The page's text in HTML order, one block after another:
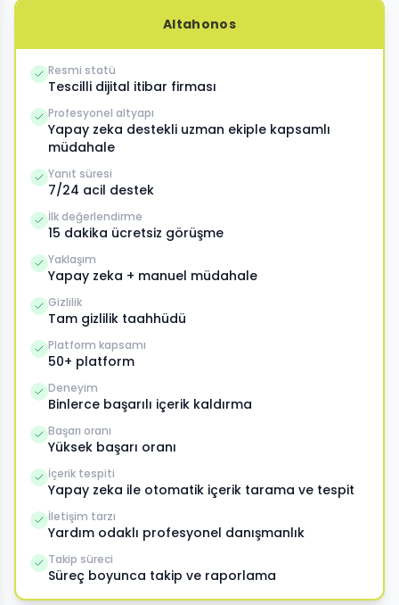
Altahonos
Resmi statü
Tescilli dijital itibar firması
Profesyonel altyapı
Yapay zeka destekli uzman ekiple kapsamlı
müdahale
Yanıt süresi
7/24 acil destek
İlk değerlendirme
15 dakika ücretsiz görüşme
Yaklaşım
Yapay zeka + manuel müdahale
Gizlilik
Tam gizlilik taahhüdü
Platform kapsamı
50+ platform
Deneyim
Binlerce başarılı içerik kaldırma
Başarı oranı
Yüksek başarı oranı
İçerik tespiti
Yapay zeka ile otomatik içerik tarama ve tespit
İletişim tarzı
Yardım odaklı profesyonel danışmanlık
Takip süreci
Süreç boyunca takip ve raporlama